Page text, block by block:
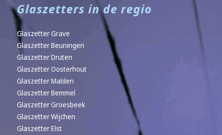
Glaszetters in de regio
Glaszetter Grave
Glaszetter Beuningen
Glaszetter Druten
Glaszetter Oosterhout
Glaszetter Malden
Glaszetter Bemmel
Glaszetter Groesbeek
Glaszetter Wijchen
Glaszetter Elst